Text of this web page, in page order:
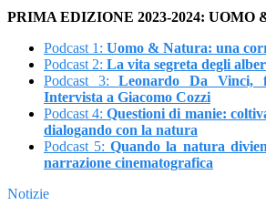
PRIMA EDIZIONE 2023-2024: UOMO
Podcast 1: Uomo & Natura: una
Podcast 2: La vita segreta degli
Podcast 3:Leonardo Da Vinci,
Intervista a Giacomo Cozzi
Podcast 4:Questioni di manie:
dialogando con la natura
Podcast 5:Quando la natura
narrazione cinematografica
Notizie